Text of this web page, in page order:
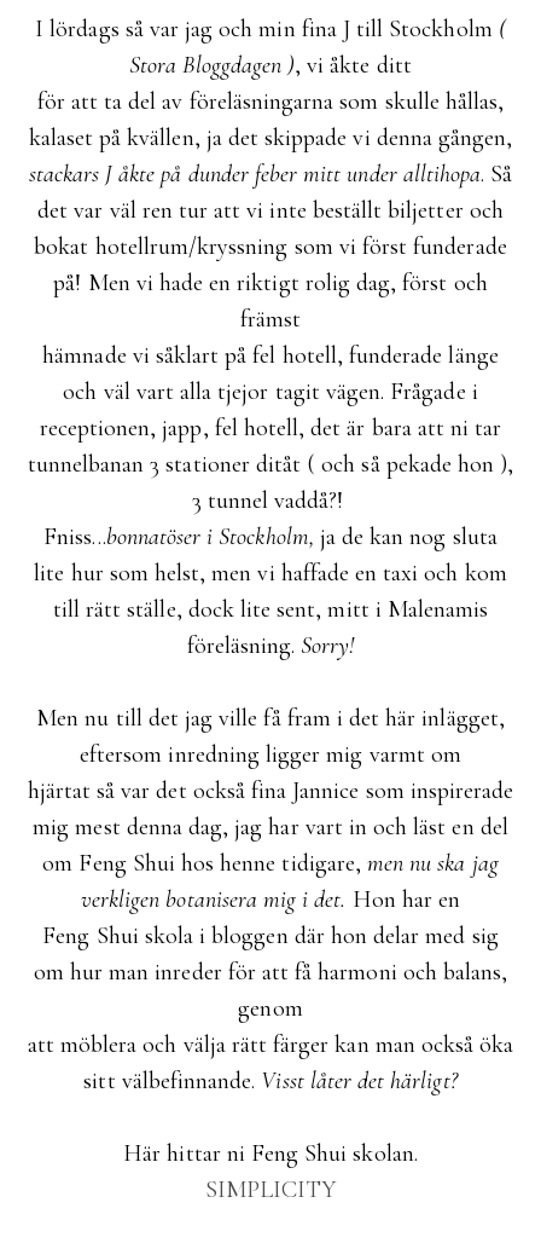
I lördags så var jag och min fina J till Stockholm (
Stora Bloggdagen ), vi åkte ditt
för att ta del av föreläsningarna som skulle hållas,
kalaset på kvällen, ja det skippade vi denna gången,
stackars J åkte på dunder feber mitt under alltihopa. Så
det var väl ren tur att vi inte beställt biljetter och
bokat hotellrum/kryssning som vi först funderade
på! Men vi hade en riktigt rolig dag, först och
främst
hämnade vi såklart på fel hotell, funderade länge
och väl vart alla tjejor tagit vägen. Frågade i
receptionen, japp, fel hotell, det är bara att ni tar
tunnelbanan 3 stationer ditåt ( och så pekade hon ),
3 tunnel vaddå?!
Fniss...bonnatöser i Stockholm, ja de kan nog sluta
lite hur som helst, men vi haffade en taxi och kom
till rätt ställe, dock lite sent, mitt i Malenamis
föreläsning. Sorry!
Men nu till det jag ville få fram i det här inlägget,
eftersom inredning ligger mig varmt om
hjärtat så var det också fina Jannice som inspirerade
mig mest denna dag, jag har vart in och läst en del
om Feng Shui hos henne tidigare, men nu ska jag
verkligen botanisera mig i det. Hon har en
Feng Shui skola i bloggen där hon delar med sig
om hur man inreder för att få harmoni och balans,
genom
att möblera och välja rätt färger kan man också öka
sitt välbefinnande. Visst låter det härligt?
Här hittar ni Feng Shui skolan.
SIMPLICITY